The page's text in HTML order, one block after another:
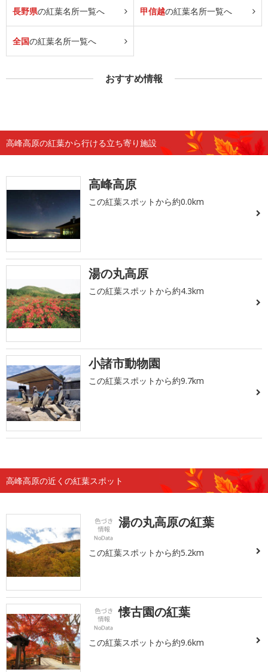
長野県の紅葉名所一覧へ 甲信越の紅葉名所一覧へ
全国の紅葉名所一覧へ
おすすめ情報
高峰高原の紅葉から行ける立ち寄り施設
高峰高原
この紅葉スポットから約0.0km
湯の丸高原
この紅葉スポットから約4.3km
小諸市動物園
この紅葉スポットから約9.7km
高峰高原の近くの紅葉スポット
湯の丸高原の紅葉
この紅葉スポットから約5.2km
懐古園の紅葉
この紅葉スポットから約9.6km